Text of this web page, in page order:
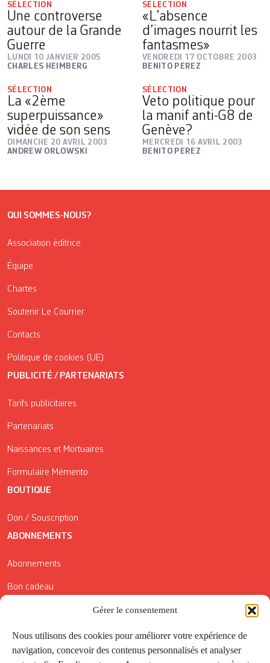
Gérer le consentement
Nous utilisons des cookies pour améliorer votre expérience de
navigation, concevoir des contenus personnalisés et analyser
SÉLECTION
Une controverse
autour de la Grande
Guerre
LUNDI 10 JANVIER 2005
CHARLES HEIMBERG
SÉLECTION
«L’absence
d’images nourrit les
fantasmes»
VENDREDI 17 OCTOBRE 2003
BENITO PEREZ
SÉLECTION
La «2ème
superpuissance»
vidée de son sens
DIMANCHE 20 AVRIL 2003
ANDREW ORLOWSKI
SÉLECTION
Veto politique pour
la manif anti-G8 de
Genève?
MERCREDI 16 AVRIL 2003
BENITO PEREZ
QUI SOMMES-NOUS?
Association éditrice
Équipe
Chartes
Soutenir Le Courrier
Contacts
Politique de cookies (UE)
PUBLICITÉ / PARTENARIATS
Tarifs publicitaires
Partenariats
Naissances et Mortuaires
Formulaire Mémento
BOUTIQUE
Don / Souscription
ABONNEMENTS
Abonnements
Bon cadeau
Conditions générales de vente
Réductions de la Carte Côté Courrier
Application